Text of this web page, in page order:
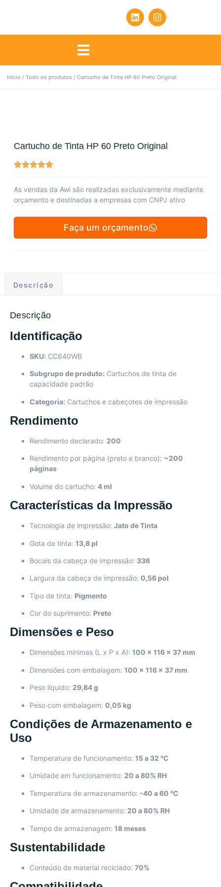
Início / Todo os produtos / Cartucho de Tinta HP 60 Preto Original
Cartucho de Tinta HP 60 Preto Original
As vendas da Awi são realizadas exclusivamente mediante
orçamento e destinadas a empresas com CNPJ ativo
Faça um orçamento
Descrição
Descrição
Identificação
SKU: CC640WB
Subgrupo de produto: Cartuchos de tinta de
capacidade padrão
Categoria: Cartuchos e cabeçotes de impressão
Rendimento
Rendimento declarado: 200
Rendimento por página (preto e branco): ~200
páginas
Volume do cartucho: 4 ml
Características da Impressão
Tecnologia de impressão: Jato de Tinta
Gota de tinta: 13,8 pl
Bocais da cabeça de impressão: 336
Largura da cabeça de impressão: 0,56 pol
Tipo de tinta: Pigmento
Cor do suprimento: Preto
Dimensões e Peso
Dimensões mínimas (L x P x A): 100 x 116 x 37 mm
Dimensões com embalagem: 100 x 116 x 37 mm
Peso líquido: 29,84 g
Peso com embalagem: 0,05 kg
Condições de Armazenamento e
Uso
Temperatura de funcionamento: 15 a 32 °C
Umidade em funcionamento: 20 a 80% RH
Temperatura de armazenamento: -40 a 60 °C
Umidade de armazenamento: 20 a 80% RH
Tempo de armazenagem: 18 meses
Sustentabilidade
Conteúdo de material reciclado: 70%